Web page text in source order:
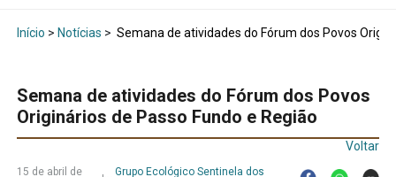
Início > Notícias > Semana de atividades do Fórum dos Povos
Semana de atividades do Fórum dos Povos
Originários de Passo Fundo e Região
Voltar
15 de abril de
Grupo Ecológico Sentinela dos